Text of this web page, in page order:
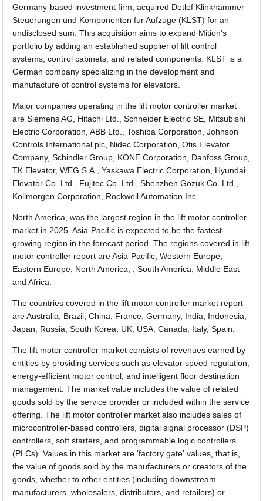
Germany-based investment firm, acquired Detlef Klinkhammer
Steuerungen und Komponenten fur Aufzuge (KLST) for an
undisclosed sum. This acquisition aims to expand Mition's
portfolio by adding an established supplier of lift control
systems, control cabinets, and related components. KLST is a
German company specializing in the development and
manufacture of control systems for elevators.
Major companies operating in the lift motor controller market
are Siemens AG, Hitachi Ltd., Schneider Electric SE, Mitsubishi
Electric Corporation, ABB Ltd., Toshiba Corporation, Johnson
Controls International plc, Nidec Corporation, Otis Elevator
Company, Schindler Group, KONE Corporation, Danfoss Group,
TK Elevator, WEG S.A., Yaskawa Electric Corporation, Hyundai
Elevator Co. Ltd., Fujitec Co. Ltd., Shenzhen Gozuk Co. Ltd.,
Kollmorgen Corporation, Rockwell Automation Inc.
North America, was the largest region in the lift motor controller
market in 2025. Asia-Pacific is expected to be the fastest-
growing region in the forecast period. The regions covered in lift
motor controller report are Asia-Pacific, Western Europe,
Eastern Europe, North America, , South America, Middle East
and Africa.
The countries covered in the lift motor controller market report
are Australia, Brazil, China, France, Germany, India, Indonesia,
Japan, Russia, South Korea, UK, USA, Canada, Italy, Spain.
The lift motor controller market consists of revenues earned by
entities by providing services such as elevator speed regulation,
energy-efficient motor control, and intelligent floor destination
management. The market value includes the value of related
goods sold by the service provider or included within the service
offering. The lift motor controller market also includes sales of
microcontroller-based controllers, digital signal processor (DSP)
controllers, soft starters, and programmable logic controllers
(PLCs). Values in this market are 'factory gate' values, that is,
the value of goods sold by the manufacturers or creators of the
goods, whether to other entities (including downstream
manufacturers, wholesalers, distributors, and retailers) or